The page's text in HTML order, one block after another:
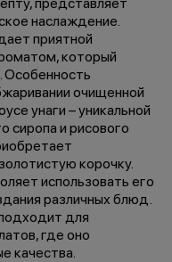
наслаждение.
приятной
который
Особенность
очищенной
унаги – уникальной
сиропа и рисового
корочку.
использовать его
различных блюд.
для
где оно
качества.